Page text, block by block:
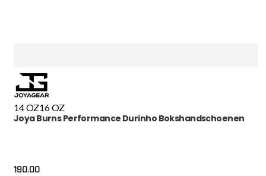
14 OZ16 OZ
Joya Burns Performance Durinho Bokshandschoenen
190.00